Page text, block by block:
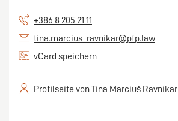
+386 8 205 21 11
tina.marcius_ravnikar@pfp.law
vCard speichern
Profilseite von Tina Marciuš Ravnikar